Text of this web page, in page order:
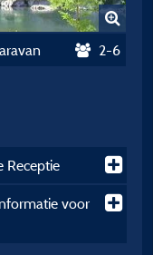
2-6
Receptie
voor